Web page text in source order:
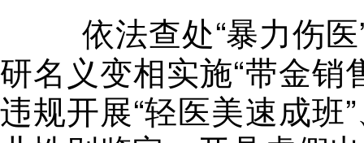
依法查处“暴力伤医
研名义变相实施“带金
违规开展“轻医美速成班